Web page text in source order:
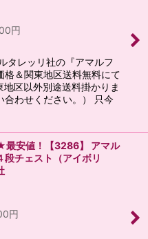
円
タレッリ社の『アマルフ
格＆関東地区送料無料にて
区以外別途送料掛かりま
合わせください。） 只今
安値！【3286】 アマル
チェスト（アイボリ
円